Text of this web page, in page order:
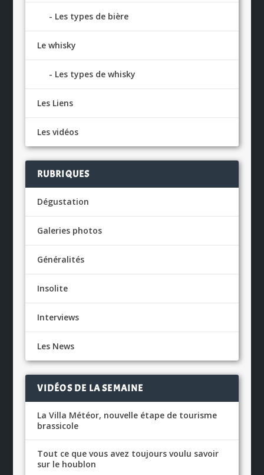
Les types de bière
Le whisky
Les types de whisky
Les Liens
Les vidéos
RUBRIQUES
Dégustation
Galeries photos
Généralités
Insolite
Interviews
Les News
VIDÉOS DE LA SEMAINE
La Villa Météor, nouvelle étape de tourisme
brassicole
Tout ce que vous avez toujours voulu savoir
sur le houblon